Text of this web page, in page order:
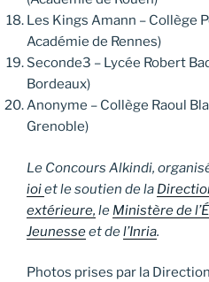
Les Kings Amann – Collège
Académie de Rennes)
Seconde3 – Lycée Robert
Bordeaux)
Anonyme – Collège Raoul
Grenoble)
Le Concours Alkindi,
ioiet le soutien de la
extérieure, le Ministère de
Jeunesseet del’Inria.
Photos prises par la